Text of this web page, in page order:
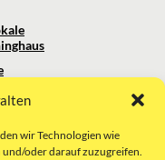
wir Technologien wie
oder darauf zuzugreifen.